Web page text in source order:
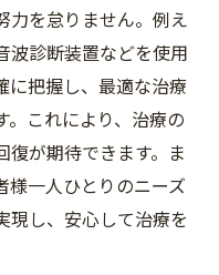
力を怠りません。例え
波診断装置などを使用
に把握し、最適な治療
。これにより、治療の
が期待できます。ま
様一人ひとりのニーズ
現し、安心して治療を